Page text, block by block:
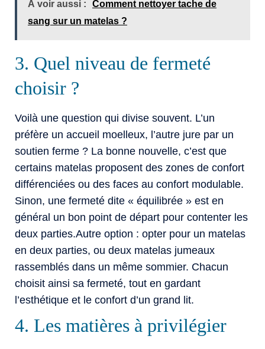
À voir aussi :
Comment nettoyer tache de
sang sur un matelas ?
3. Quel niveau de fermeté
choisir ?
Voilà une question qui divise souvent. L’un
préfère un accueil moelleux, l’autre jure par un
soutien ferme ? La bonne nouvelle, c’est que
certains matelas proposent des zones de confort
différenciées ou des faces au confort modulable.
Sinon, une fermeté dite « équilibrée » est en
général un bon point de départ pour contenter les
deux parties.Autre option : opter pour un matelas
en deux parties, ou deux matelas jumeaux
rassemblés dans un même sommier. Chacun
choisit ainsi sa fermeté, tout en gardant
l’esthétique et le confort d’un grand lit.
4. Les matières à privilégier